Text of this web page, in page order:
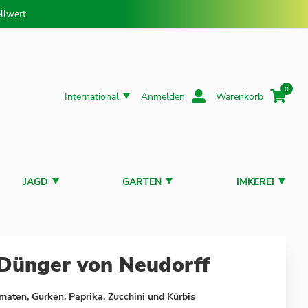
International Anmelden Warenkorb
0
JAGD GARTEN IMKEREI
von Neudorff
Gurken, Paprika, Zucchini und Kürbis